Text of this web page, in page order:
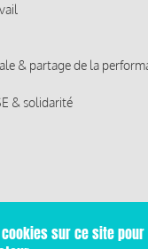
& partage de la
& solidarité
sur ce site